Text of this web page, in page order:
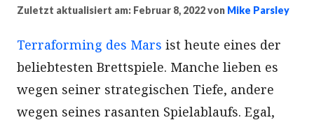
Zuletzt aktualisiert am: Februar 8, 2022von Mike Parsley
Terraforming des Mars ist heute eines der
beliebtesten Brettspiele. Manche lieben es
wegen seiner strategischen Tiefe, andere
wegen seines rasanten Spielablaufs. Egal,